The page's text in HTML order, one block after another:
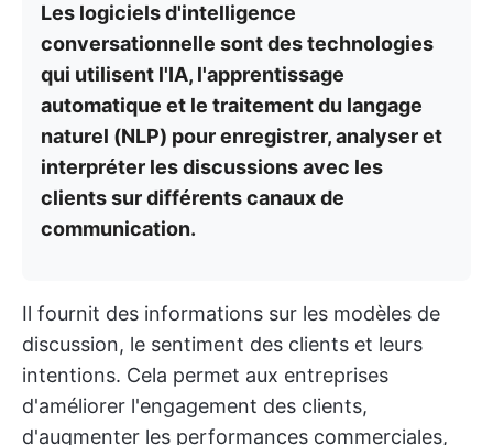
Les logiciels d'intelligence
conversationnelle sont des technologies
qui utilisent l'IA, l'apprentissage
automatique et le traitement du langage
naturel (NLP) pour enregistrer, analyser et
interpréter les discussions avec les
clients sur différents canaux de
communication.
Il fournit des informations sur les modèles de
discussion, le sentiment des clients et leurs
intentions. Cela permet aux entreprises
d'améliorer l'engagement des clients,
d'augmenter les performances commerciales,